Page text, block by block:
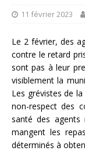
11 février 2023
Le 2 février, des
contre le retard
sont pas à leur
visiblement la
Les grévistes de
non-respect des
santé des
mangent les
déterminés à